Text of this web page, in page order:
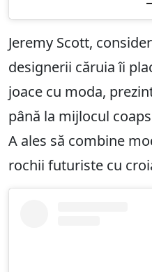
Jeremy Scott,
designerii căruia îi
joace cu moda,
până la mijlocul
A ales să combine
rochii futuriste cu